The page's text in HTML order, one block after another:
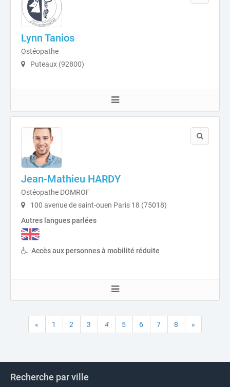
Lynn Tanios
Ostéopathe
Puteaux (92800)
Jean-Mathieu HARDY
Ostéopathe DOMROF
100 avenue de saint-ouen Paris 18 (75018)
Autres langues parlées
Accès aux personnes à mobilité réduite
« 1 2 3 4 5 6 7 8 »
Recherche par ville